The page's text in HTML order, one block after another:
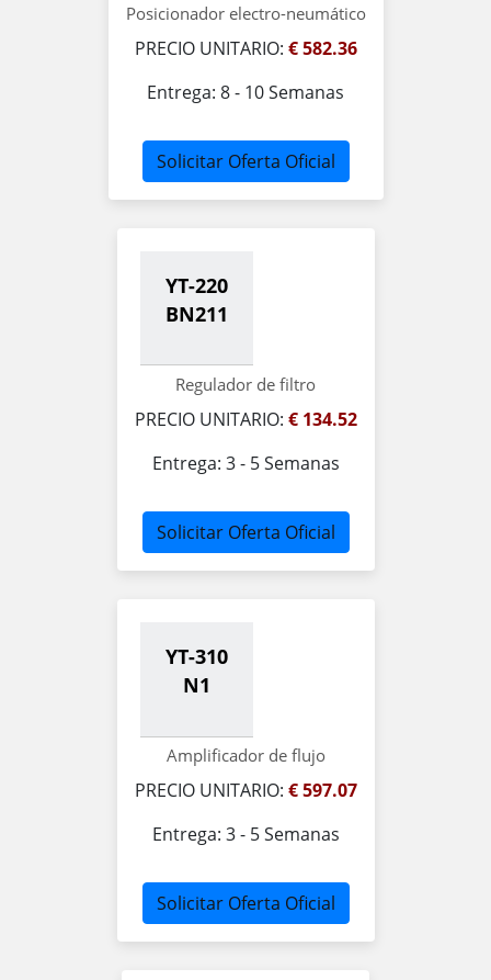
Posicionador electro-neumático
PRECIO UNITARIO: € 582.36
Entrega: 8 - 10 Semanas
Solicitar Oferta Oficial
YT-220
BN211
Regulador de filtro
PRECIO UNITARIO: € 134.52
Entrega: 3 - 5 Semanas
Solicitar Oferta Oficial
YT-310
N1
Amplificador de flujo
PRECIO UNITARIO: € 597.07
Entrega: 3 - 5 Semanas
Solicitar Oferta Oficial